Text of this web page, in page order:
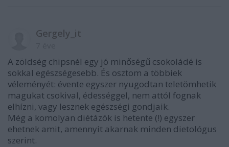
Gergely_it
A zöldség chipsnél egy jó minőségű csokoládé is
sokkal egészségesebb. És osztom a többiek
véleményét: évente egyszer nyugodtan teletömhetik
magukat csokival, édességgel, nem attól fognak
elhízni, vagy lesznek egészségi gondjaik.
Még a komolyan diétázók is hetente (!) egyszer
ehetnek amit, amennyit akarnak minden dietológus
szerint.